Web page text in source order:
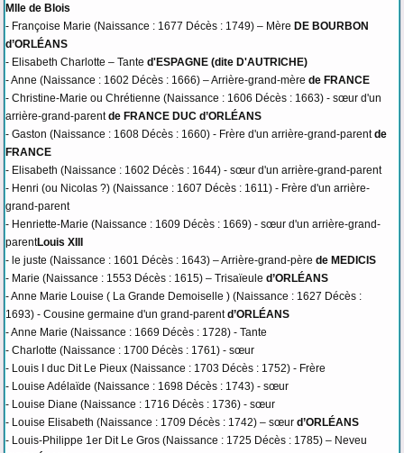
Mlle de Blois
- Françoise Marie (Naissance : 1677 Décès : 1749) – Mère DE BOURBON
d’ORLÉANS
- Elisabeth Charlotte – Tante d'ESPAGNE (dite D'AUTRICHE)
- Anne (Naissance : 1602 Décès : 1666) – Arrière-grand-mère de FRANCE
- Christine-Marie ou Chrétienne (Naissance : 1606 Décès : 1663) - sœur d'un
arrière-grand-parentde FRANCE DUC d’ORLÉANS
- Gaston (Naissance : 1608 Décès : 1660) - Frère d'un arrière-grand-parentde
FRANCE
- Elisabeth (Naissance : 1602 Décès : 1644) - sœur d'un arrière-grand-parent
- Henri (ou Nicolas ?) (Naissance : 1607 Décès : 1611) - Frère d'un arrière-
grand-parent
- Henriette-Marie (Naissance : 1609 Décès : 1669) - sœur d'un arrière-grand-
parentLouis XIII
- le juste (Naissance : 1601 Décès : 1643) – Arrière-grand-père de MEDICIS
- Marie (Naissance : 1553 Décès : 1615) – Trisaïeule d’ORLÉANS
- Anne Marie Louise ( La Grande Demoiselle ) (Naissance : 1627 Décès :
1693) - Cousine germaine d'un grand-parentd’ORLÉANS
- Anne Marie (Naissance : 1669 Décès : 1728) - Tante
- Charlotte (Naissance : 1700 Décès : 1761) - sœur
- Louis I duc Dit Le Pieux (Naissance : 1703 Décès : 1752) - Frère
- Louise Adélaïde (Naissance : 1698 Décès : 1743) - sœur
- Louise Diane (Naissance : 1716 Décès : 1736) - sœur
- Louise Elisabeth (Naissance : 1709 Décès : 1742) – sœur d’ORLÉANS
- Louis-Philippe 1er Dit Le Gros (Naissance : 1725 Décès : 1785) – Neveu